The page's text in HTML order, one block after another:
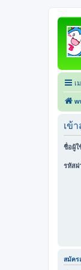
เ
เข้
ชื่อผู้ใ
รหัสผ่
สมัคร